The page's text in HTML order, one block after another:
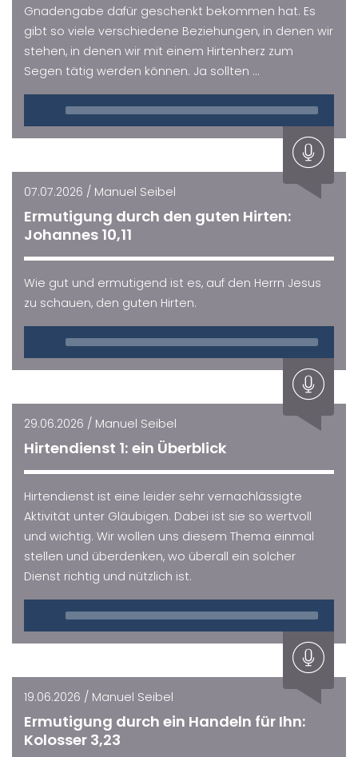
Gnadengabe dafür geschenkt bekommen hat. Es
gibt so viele verschiedene Beziehungen, in denen wir
stehen, in denen wir mit einem Hirtenherz zum
Segen tätig werden können. Ja sollten ...
Player
07.07.2026 / Manuel Seibel
Ermutigung durch den guten Hirten:
Johannes 10,11
Wie gut und ermutigend ist es, auf den Herrn Jesus
zu schauen, den guten Hirten.
Player
29.06.2026 / Manuel Seibel
Hirtendienst 1: ein Überblick
Hirtendienst ist eine leider sehr vernachlässigte
Aktivität unter Gläubigen. Dabei ist sie so wertvoll
und wichtig. Wir wollen uns diesem Thema einmal
stellen und überdenken, wo überall ein solcher
Dienst richtig und nützlich ist.
Player
19.06.2026 / Manuel Seibel
Ermutigung durch ein Handeln für Ihn:
Kolosser 3,23